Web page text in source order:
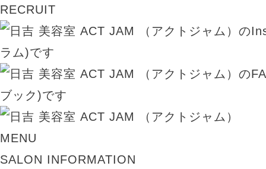
RECRUIT
MENU
SALON INFORMATION